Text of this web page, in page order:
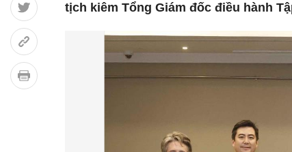
tịch kiêm Tổng Giám đốc điều hành